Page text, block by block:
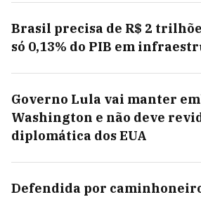
Brasil precisa de R$ 2
só 0,13% do PIB em
Governo Lula vai manter
Washington e não deve
diplomática dos EUA
Defendida por